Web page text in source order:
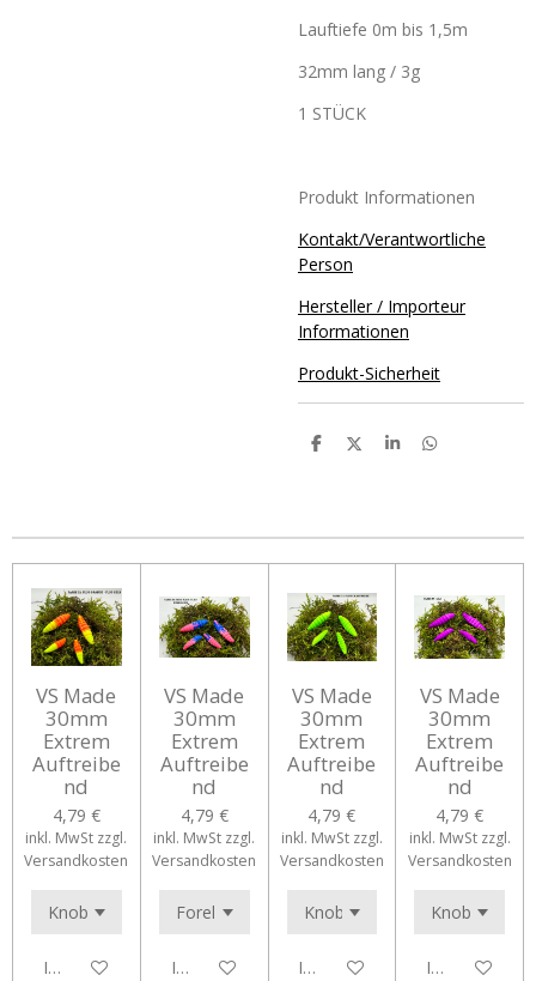
Lauftiefe 0m bis 1,5m
32mm lang / 3g
1 STÜCK
Produkt Informationen
Kontakt/Verantwortliche
Person
Hersteller / Importeur
Informationen
Produkt-Sicherheit
T
n
T
n
T
n
T
n
VS Made
30mm
Extrem
Auftreibe
nd
4,79 €
inkl. MwSt zzgl.
Versandkosten
In den Warenkorb
VS Made
30mm
Extrem
Auftreibe
nd
4,79 €
inkl. MwSt zzgl.
Versandkosten
In den Warenkorb
VS Made
30mm
Extrem
Auftreibe
nd
4,79 €
inkl. MwSt zzgl.
Versandkosten
In den Warenkorb
VS Made
30mm
Extrem
Auftreibe
nd
4,79 €
inkl. MwSt zzgl.
Versandkosten
In den